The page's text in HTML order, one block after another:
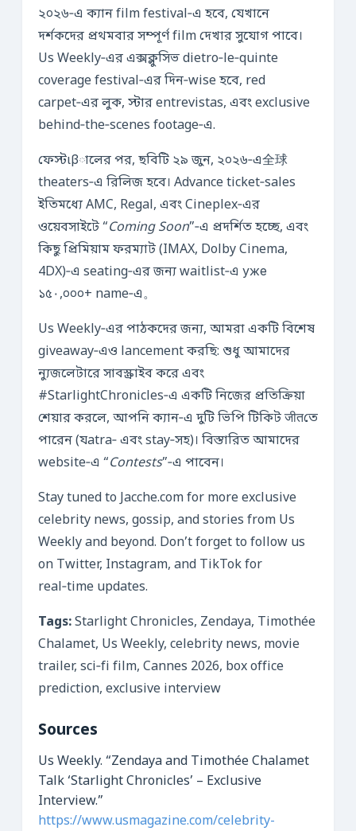
২০২৬‑এ ক্যান film festival‑এ হবে, যেখানে
দর্শকদের প্রথমবার সম্পূর্ণ film দেখার সুযোগ পাবে।
Us Weekly‑এর এক্সক্লুসিভ dietro‑le‑quinte
coverage festival‑এর দিন‑wise হবে, red
carpet‑এর লুক, স্টার entrevistas, এবং exclusive
behind‑the‑scenes footage‑এ.
ফেস্টιβালের পর, ছবিটি ২৯ জুন, ২০২৬‑এ全球
theaters‑এ রিলিজ হবে। Advance ticket‑sales
ইতিমধ্যে AMC, Regal, এবং Cineplex‑এর
ওয়েবসাইটে “Coming Soon”‑এ প্রদর্শিত হচ্ছে, এবং
কিছু প্রিমিয়াম ফরম্যাট (IMAX, Dolby Cinema,
4DX)‑এ seating‑এর জন্য waitlist‑এ уже
১৫۰,০০০+ name‑এ。
Us Weekly‑এর পাঠকদের জন্য, আমরা একটি বিশেষ
giveaway‑এও lancement করছি: শুধু আমাদের
ন্যুজলেটারে সাবস্ক্রাইব করে এবং
#StarlightChronicles‑এ একটি নিজের প্রতিক্রিয়া
শেয়ার করলে, আপনি ক্যান‑এ দুটি ভিপি টিকিট जीतতে
পারেন (যatra‑ এবং stay‑সহ)। বিস্তারিত আমাদের
website‑এ “Contests”‑এ পাবেন।
Stay tuned to Jacche.com for more exclusive
celebrity news, gossip, and stories from Us
Weekly and beyond. Don’t forget to follow us
on Twitter, Instagram, and TikTok for
real‑time updates.
Tags:Starlight Chronicles, Zendaya, Timothée
Chalamet, Us Weekly, celebrity news, movie
trailer, sci‑fi film, Cannes 2026, box office
prediction, exclusive interview
Sources
Us Weekly. “Zendaya and Timothée Chalamet
Talk ‘Starlight Chronicles’ – Exclusive
Interview.”
https://www.usmagazine.com/celebrity-